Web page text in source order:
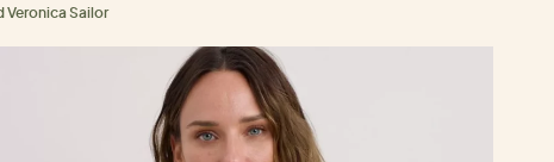
Veronica Sailor